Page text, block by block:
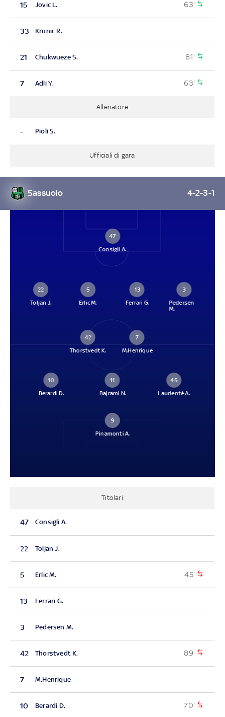
15 Jovic L. 63'
33 Krunic R.
21 Chukwueze S. 81'
7 Adli Y. 63'
Allenatore
- Pioli S.
Ufficiali di gara
Sassuolo 4-2-3-1
47
Consigli A.
22
Toljan J.
5
Erlic M.
13
Ferrari G.
3
Pedersen
M.
42
Thorstvedt K.
7
M.Henrique
10
Berardi D.
11
Bajrami N.
45
Laurienté A.
9
Pinamonti A.
Titolari
47 Consigli A.
22 Toljan J.
5 Erlic M. 45'
13 Ferrari G.
3 Pedersen M.
42 Thorstvedt K. 89'
7 M.Henrique
10 Berardi D. 70'